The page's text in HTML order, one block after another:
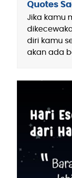
Quotes
Jika kamu
diri kamu
akan ada